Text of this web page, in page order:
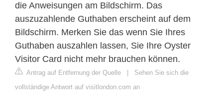
die Anweisungen am Bildschirm. Das
auszuzahlende Guthaben erscheint auf dem
Bildschirm. Merken Sie das wenn Sie Ihres
Guthaben auszahlen lassen, Sie Ihre Oyster
Visitor Card nicht mehr brauchen können.
Antrag auf Entfernung der Quelle
Sehen Sie sich die
vollständige Antwort auf visitlondon.com an